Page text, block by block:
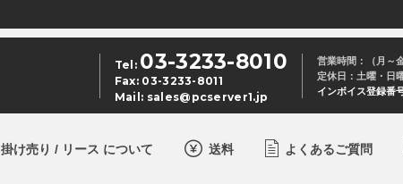
Tel: 03-3233-8010
Fax: 03-3233-8011
Mail: sales@pcserver1.jp
営業時間：（月～
定休日：土曜・日
インボイス登録番
掛け売り / リース について 送料 よくあるご質問